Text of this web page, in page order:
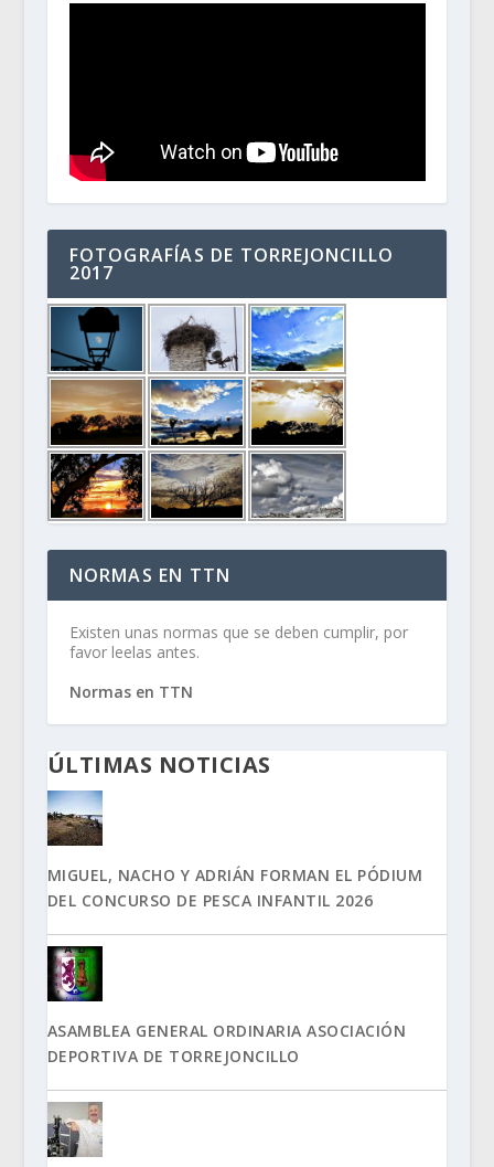
FOTOGRAFÍAS DE TORREJONCILLO
2017
NORMAS EN TTN
Existen unas normas que se deben cumplir, por
favor leelas antes.
Normas en TTN
ÚLTIMAS NOTICIAS
MIGUEL, NACHO Y ADRIÁN FORMAN EL PÓDIUM
DEL CONCURSO DE PESCA INFANTIL 2026
ASAMBLEA GENERAL ORDINARIA ASOCIACIÓN
DEPORTIVA DE TORREJONCILLO